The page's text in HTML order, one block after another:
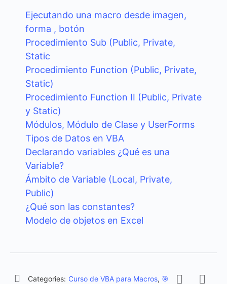
Ejecutando una macro desde imagen,
forma , botón
Procedimiento Sub (Public, Private,
Static
Procedimiento Function (Public, Private,
Static)
Procedimiento Function II (Public, Private
y Static)
Módulos, Módulo de Clase y UserForms
Tipos de Datos en VBA
Declarando variables ¿Qué es una
Variable?
Ámbito de Variable (Local, Private,
Public)
¿Qué son las constantes?
Modelo de objetos en Excel
Categories: Curso de VBA para Macros, 🎯